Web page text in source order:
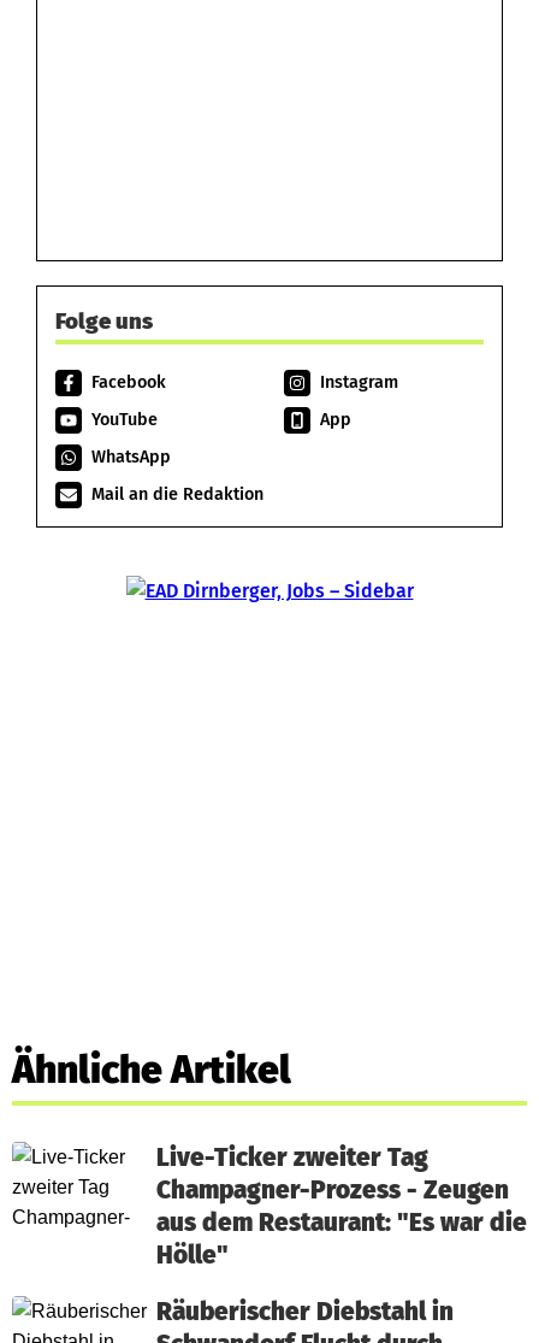
Folge uns
Facebook
Instagram
YouTube
App
WhatsApp
Mail an die Redaktion
Ähnliche Artikel
Live-Ticker zweiter Tag
Champagner-Prozess - Zeugen
aus dem Restaurant: "Es war die
Hölle"
Räuberischer Diebstahl in